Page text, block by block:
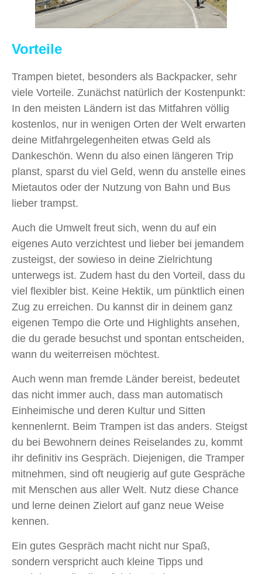
Vorteile
Trampen bietet, besonders als Backpacker, sehr
viele Vorteile. Zunächst natürlich der Kostenpunkt:
In den meisten Ländern ist das Mitfahren völlig
kostenlos, nur in wenigen Orten der Welt erwarten
deine Mitfahrgelegenheiten etwas Geld als
Dankeschön. Wenn du also einen längeren Trip
planst, sparst du viel Geld, wenn du anstelle eines
Mietautos oder der Nutzung von Bahn und Bus
lieber trampst.
Auch die Umwelt freut sich, wenn du auf ein
eigenes Auto verzichtest und lieber bei jemandem
zusteigst, der sowieso in deine Zielrichtung
unterwegs ist. Zudem hast du den Vorteil, dass du
viel flexibler bist. Keine Hektik, um pünktlich einen
Zug zu erreichen. Du kannst dir in deinem ganz
eigenen Tempo die Orte und Highlights ansehen,
die du gerade besuchst und spontan entscheiden,
wann du weiterreisen möchtest.
Auch wenn man fremde Länder bereist, bedeutet
das nicht immer auch, dass man automatisch
Einheimische und deren Kultur und Sitten
kennenlernt. Beim Trampen ist das anders. Steigst
du bei Bewohnern deines Reiselandes zu, kommt
ihr definitiv ins Gespräch. Diejenigen, die Tramper
mitnehmen, sind oft neugierig auf gute Gespräche
mit Menschen aus aller Welt. Nutz diese Chance
und lerne deinen Zielort auf ganz neue Weise
kennen.
Ein gutes Gespräch macht nicht nur Spaß,
sondern verspricht auch kleine Tipps und